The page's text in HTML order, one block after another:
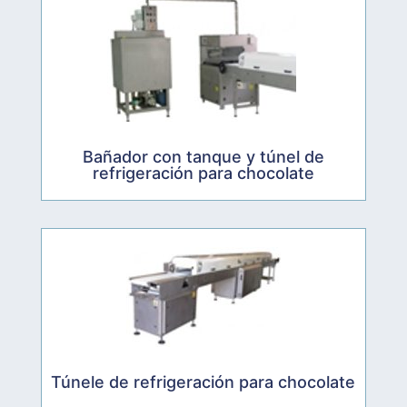
Bañador con tanque y túnel de
refrigeración para chocolate
Túnele de refrigeración para chocolate